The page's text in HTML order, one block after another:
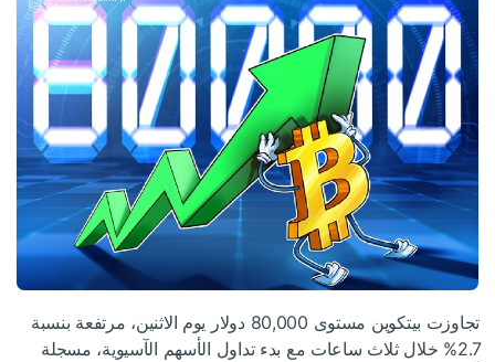
تجاوزت بيتكوين مستوى 80,000 دولار يوم الاثنين، مرتفعة بنسبة
2.7% خلال ثلاث ساعات مع بدء تداول الأسهم الآسيوية، مسجلة